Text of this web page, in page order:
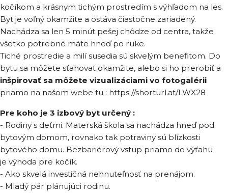
kočíkom a krásnym tichým prostredím s výhľadom na les.
Byt je voľný okamžite a ostáva čiastočne zariadený.
Nachádza sa len 5 minút pešej chôdze od centra, takže
všetko potrebné máte hneď po ruke.
Tiché prostredie a milí susedia sú skvelým benefitom. Do
bytu sa môžete sťahovať okamžite, alebo si ho prerobiť a
inšpirovať sa môžete vizualizáciami vo fotogalérii
priamo na našom webe tu : https://shorturl.at/LWX28
Pre koho je 3 izbový byt určený :
- Rodiny s deťmi. Materská škola sa nachádza hneď pod
bytovým domom, rovnako tak potraviny sú blízkosti
bytového domu. Bezbariérový vstup priamo do výťahu
je výhoda pre kočík.
- Ako skvelá investičná nehnuteľnosť na prenájom.
- Mladý pár plánujúci rodinu.